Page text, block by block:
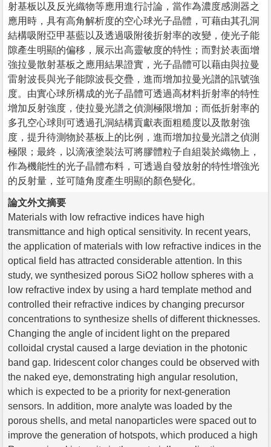
射基板以及反光織物等應用進行討論，當作為濃度感測器之
應用時，具有高角解析度的空心球光子晶體，可藉由其孔洞
結構吸附亞甲基藍以及透過吸附後折射率的改變，使光子能
隙產生明顯的偏移，展示出高靈敏度的特性；而對於表面增
強拉曼散射基板之應用結果證實，光子晶體可以藉由與拉曼
雷射波長與光子能隙波長交疊，進而增加拉曼光譜的訊號強
度。由實心球所構成的光子晶體可透過高材料折射率的特性
增加反射強度，使拉曼光譜之偵測極限增加；而低折射率的
多孔空心球則可透過孔洞結構貢獻表面粗糙度以及散射強
度，提升待測物於基板上的比例，進而增加拉曼光譜之偵測
極限；最終，以滴液塗裝法可將膠體粒子自組裝於織物上，
作為機能性的光子晶體布料，可透過自發放射的特性增強光
的反射量，並可隨角度產生明顯的顏色變化。
論文外文摘要
Materials with low refractive indices have high
transmittance and high optical sensitivity. In recent years,
the application of materials with low refractive indices in the
optical field has attracted considerable attention. In this
study, we synthesized porous SiO2 hollow spheres with a
low refractive index by using a hard template method and
controlled their refractive indices by changing precursor
concentrations to synthesize shells of different thicknesses.
Changing the angle of incident light on the prepared
colloidal crystal caused a large deviation in the photonic
band gap. Iridescent color changes could be observed with
the naked eye, demonstrating high angular resolution,
which is expected to be a priority for next-generation
sensors. In addition, more analyte was loaded by the
porous shells, and metal nanoparticles were spaced out to
improve the generation of hotspots, which produced a high